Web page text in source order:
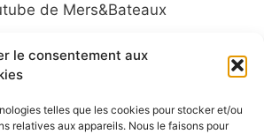
le consentement aux
telles que les cookies pour stocker et/ou
relatives aux appareils. Nous le faisons pour
de Mers&Bateaux
bateaux